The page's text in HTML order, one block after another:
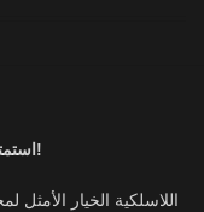
استمتع بتجربة صوتية فريدة تجمع بين الأناقة والمرح!